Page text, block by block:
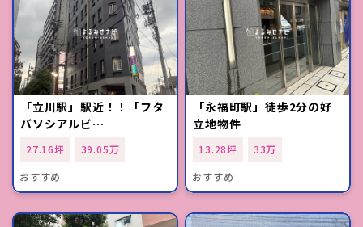
「立川駅」駅近！！「フタ
バソシアルビ…
27.16坪
39.05万
おすすめ
「永福町駅」徒歩2分の好
立地物件
13.28坪
33万
おすすめ